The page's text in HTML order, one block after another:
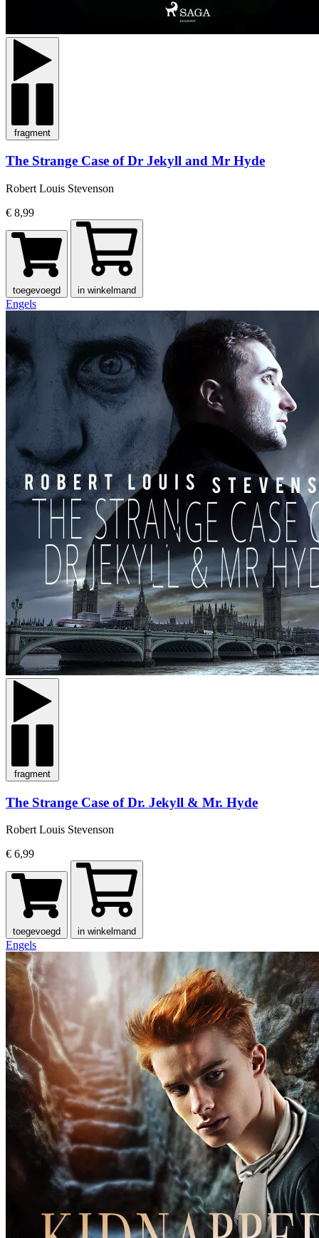
fragment
The Strange Case of Dr Jekyll and Mr Hyde
Robert Louis Stevenson
€ 8,99
toegevoegd in winkelmand
Engels
fragment
The Strange Case of Dr. Jekyll & Mr. Hyde
Robert Louis Stevenson
€ 6,99
toegevoegd in winkelmand
Engels